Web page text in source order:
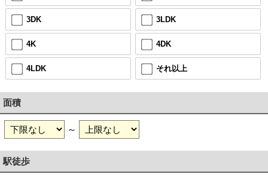
3DK 3LDK
4K 4DK
4LDK それ以上
面積
～
駅徒歩